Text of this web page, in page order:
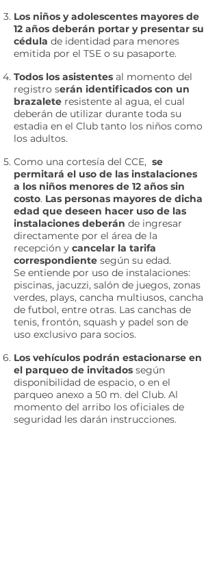
Los niños y adolescentes mayores de
12 años deberán portar y presentar su
cédula de identidad para menores
emitida por el TSE o su pasaporte.
Todos los asistentes al momento del
registro serán identificados con un
brazalete resistente al agua, el cual
deberán de utilizar durante toda su
estadia en el Club tanto los niños como
los adultos.
Como una cortesía del CCE, se
permitará el uso de las instalaciones
a los niños menores de 12 años sin
costo. Las personas mayores de dicha
edad que deseen hacer uso de las
instalaciones deberán de ingresar
directamente por el área de la
recepción y cancelar la tarifa
correspondiente según su edad.
Se entiende por uso de instalaciones:
piscinas, jacuzzi, salón de juegos, zonas
verdes, plays, cancha multiusos, cancha
de futbol, entre otras. Las canchas de
tenis, frontón, squash y padel son de
uso exclusivo para socios.
Los vehículos podrán estacionarse en
el parqueo de invitados según
disponibilidad de espacio, o en el
parqueo anexo a 50 m. del Club. Al
momento del arribo los oficiales de
seguridad les darán instrucciones.